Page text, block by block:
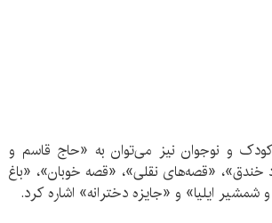
و نوجوان نیز می‌توان به «حاج قاسم و
خندق»، «قصه‌های نقلی»، «قصه خوبان»، «باغ
ایلیا» و «جایزه دخترانه» اشاره کرد.